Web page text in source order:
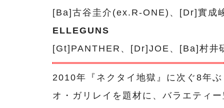
[Ba]古谷圭介(ex.R-ONE)、[Dr]實成
ELLEGUNS
[Gt]PANTHER、[Dr]JOE、[Ba]村井
2010年『ネクタイ地獄』に次ぐ8年
オ・ガリレイを題材に、バラエティ